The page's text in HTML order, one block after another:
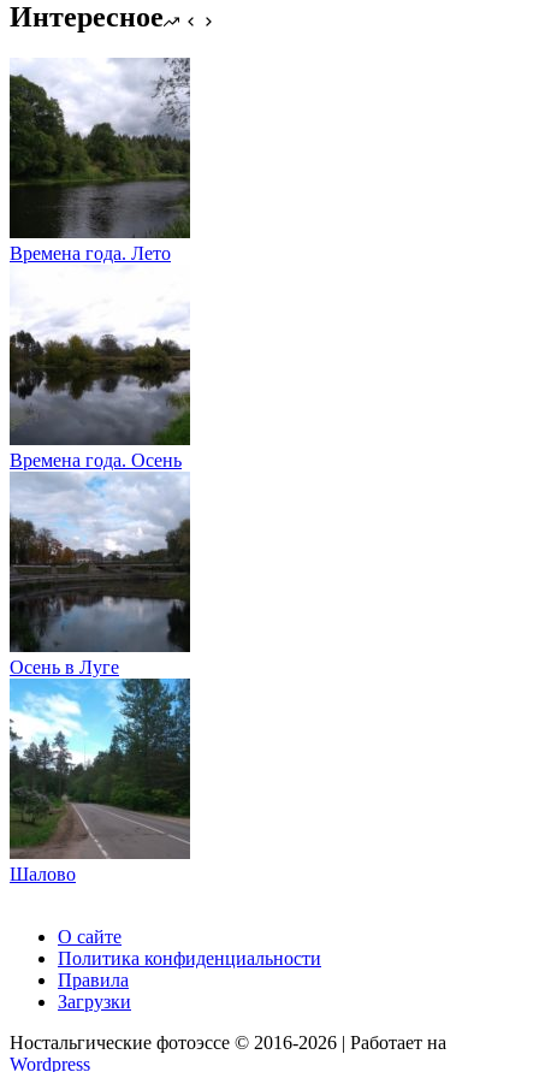
Интересное
Времена года. Лето
Времена года. Осень
Осень в Луге
Шалово
О сайте
Политика конфиденциальности
Правила
Загрузки
Ностальгические фотоэссе © 2016-2026 | Работает на
Wordpress